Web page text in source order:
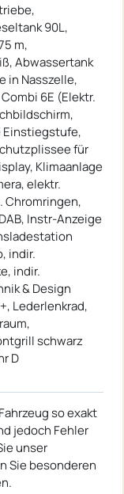
90L,
m,
Abwassertank
in Nasszelle,
6E (Elektr.
Einstiegstufe,
für
Klimaanlage
elektr.
Chromringen,
Instr-Anzeige
indir.
indir.
& Design
Lederlenkrad,
schwarz
D
so exakt
jedoch Fehler
unser
Sie besonderen